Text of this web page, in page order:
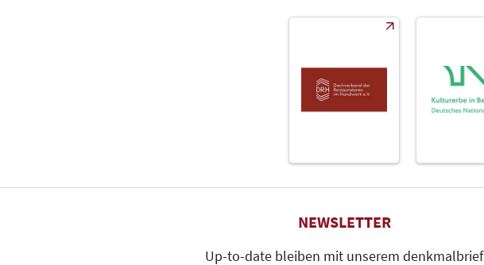
NEWSLETTER
Up-to-date bleiben mit unserem denkmalbrief